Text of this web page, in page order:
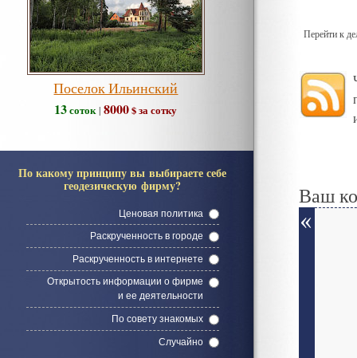
Поселок Ильинский
13соток|8000$ за сотку
По какому принципу вы выбираете себе
геодезическую фирму?
Ценовая политика
Раскрученность в городе
Раскрученность в интернете
Открытость информации о фирме
и ее деятельности
По совету знакомых
Случайно
Перейти к
Ваш